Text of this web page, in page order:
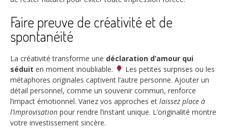
Faire preuve de créativité et de
spontanéité
La créativité transforme une déclaration d’amour qui
séduit en moment inoubliable.
Les petites surprises ou les
métaphores originales captivent l’autre personne. Ajouter un
détail personnel, comme un souvenir commun, renforce
l’impact émotionnel. Variez vos approches et laissez place à
l’improvisation pour rendre l’instant unique. L’originalité montre
votre investissement sincère.